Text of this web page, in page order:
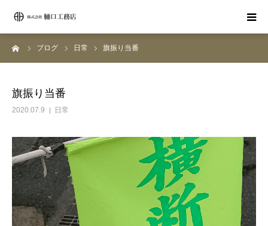
ブログ 日常 旗振り当番
旗振り当番
2020.07.9 日常
ホーム
施工事例
ブログ
お問合せ